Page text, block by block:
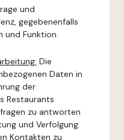
und
gegebenenfalls
und Funktion.
Die
Daten in
der
Restaurants
zu antworten
und Verfolgung
Kontakten zu